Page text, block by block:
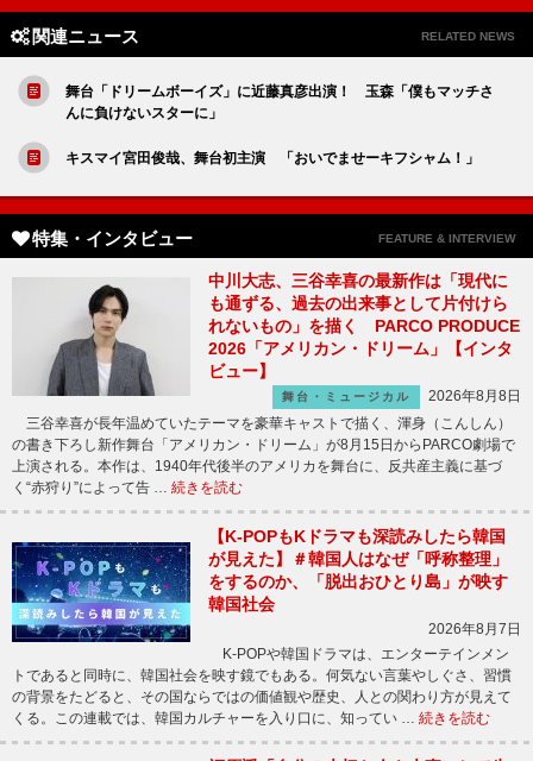
関連ニュース RELATED NEWS
舞台「ドリームボーイズ」に近藤真彦出演！ 玉森「僕もマッチさ
んに負けないスターに」
キスマイ宮田俊哉、舞台初主演 「おいでませーキフシャム！」
特集・インタビュー FEATURE & INTERVIEW
中川大志、三谷幸喜の最新作は「現代に
も通ずる、過去の出来事として片付けら
れないもの」を描く PARCO PRODUCE
2026「アメリカン・ドリーム」【インタ
ビュー】
舞台・ミュージカル
2026年8月8日
三谷幸喜が長年温めていたテーマを豪華キャストで描く、渾身（こんしん）
の書き下ろし新作舞台「アメリカン・ドリーム」が8月15日からPARCO劇場で
上演される。本作は、1940年代後半のアメリカを舞台に、反共産主義に基づ
く“赤狩り”によって告 … 続きを読む
【K-POPもKドラマも深読みしたら韓国
が見えた】＃韓国人はなぜ「呼称整理」
をするのか、「脱出おひとり島」が映す
韓国社会
2026年8月7日
K-POPや韓国ドラマは、エンターテインメン
トであると同時に、韓国社会を映す鏡でもある。何気ない言葉やしぐさ、習慣
の背景をたどると、その国ならではの価値観や歴史、人との関わり方が見えて
くる。この連載では、韓国カルチャーを入り口に、知ってい … 続きを読む